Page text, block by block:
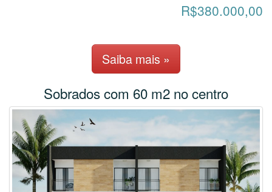
R$380.000,00
Saiba mais »
Sobrados com 60 m2 no centro